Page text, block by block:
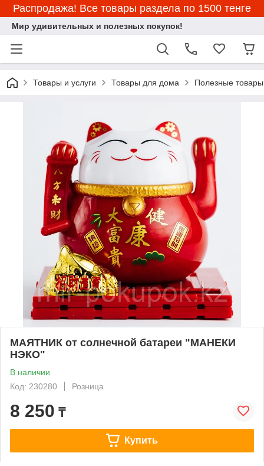
Распродажа! Все товары раздела по 1500 тенге
Мир удивительных и полезных покупок!
Товары и услуги Товары для дома Полезные
МАЯТНИК от солнечной батареи "МАНЕКИ
НЭКО"
В наличии
Код: 230280
Розница
8 250 ₸
Купить